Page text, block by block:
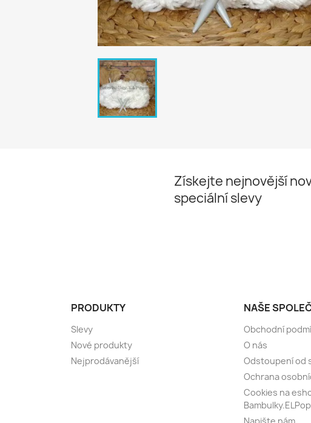
Získejte nejnovější
speciální slevy
PRODUKTY
Slevy
Nové produkty
Nejprodávanější
NAŠE
Obchodní
O nás
Odstoupení od
Ochrana
Cookies na